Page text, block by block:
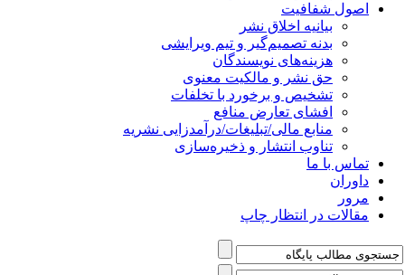
اصول شفافیت
بیانیه اخلاق نشر
بدنه تصمیم‌گیر و تیم ویرایشی
هزینه‌های نویسندگان
حق نشر و مالکیت معنوی
تشخیص و برخورد با تخلفات
افشای تعارض منافع
منابع مالی/تبلیغات/درآمدزایی نشریه
تناوب انتشار و ذخیره‌سازی
تماس با ما
داوران
مرور
مقالات در انتظار چاپ